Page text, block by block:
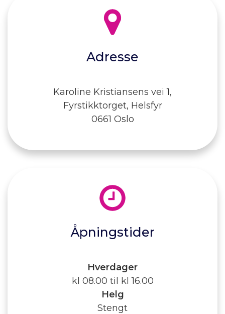
Adresse
Karoline Kristiansens vei 1,
Fyrstikktorget, Helsfyr
0661 Oslo
Åpningstider
Hverdager
kl 08.00 til kl 16.00
Helg
Stengt